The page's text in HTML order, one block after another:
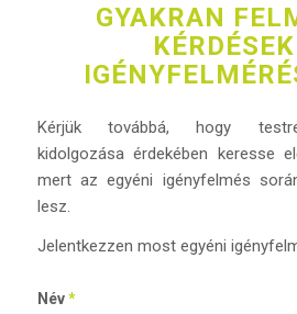
GYAKRAN
Kérjük továbbá, hogy
kidolgozása érdekében keresse
mert az egyéni igényfelmés
lesz.
Jelentkezzen most egyéni
Név*